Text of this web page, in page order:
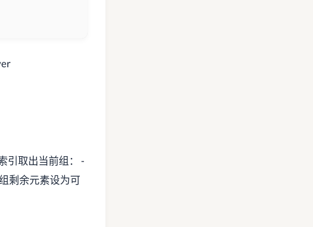
引取出当前组： -
剩余元素设为可